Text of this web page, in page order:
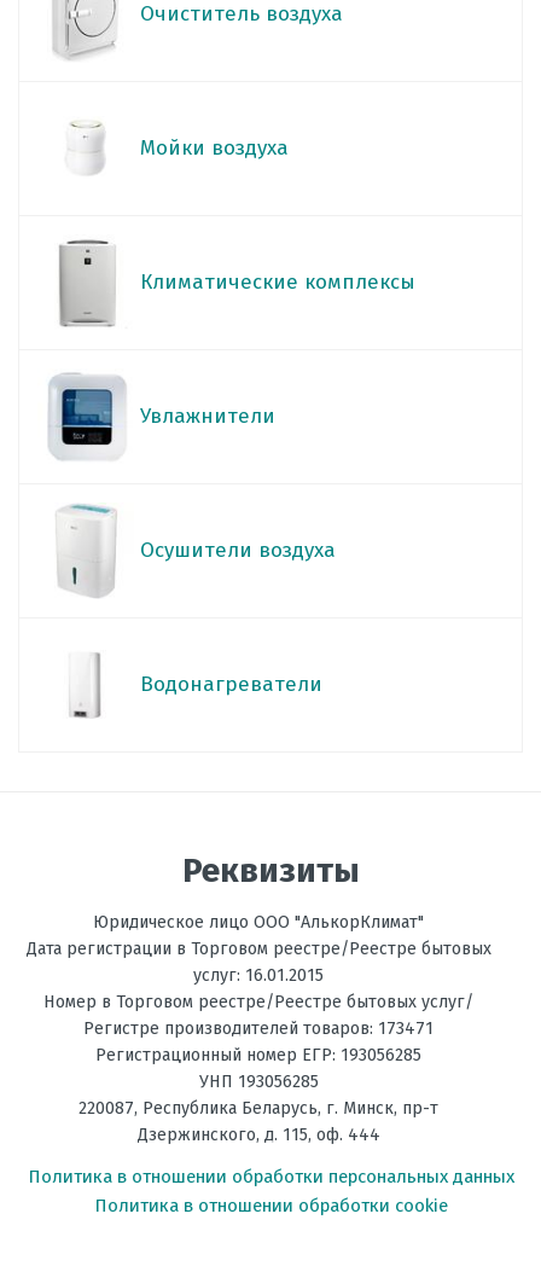
Очиститель воздуха
Мойки воздуха
Климатические комплексы
Увлажнители
Осушители воздуха
Водонагреватели
Реквизиты
Юридическое лицо ООО "АлькорКлимат"
Дата регистрации в Торговом реестре/Реестре бытовых
услуг: 16.01.2015
Номер в Торговом реестре/Реестре бытовых услуг/
Регистре производителей товаров: 173471
Регистрационный номер ЕГР: 193056285
УНП 193056285
220087, Республика Беларусь, г. Минск, пр-т
Дзержинского, д. 115, оф. 444
Политика в отношении обработки персональных данных
Политика в отношении обработки cookie